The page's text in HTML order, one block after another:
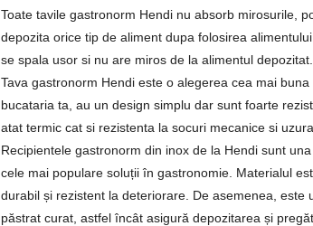
Toate tavile gastronorm Hendi nu absorb mirosurile,
depozita orice tip de aliment dupa folosirea
se spala usor si nu are miros de la alimentul depozitat.
Tava gastronorm Hendi este o alegerea cea mai buna
bucataria ta, au un design simplu dar sunt foarte
atat termic cat si rezistenta la socuri mecanice si uzura.
Recipientele gastronorm din inox de la Hendi sunt
cele mai populare soluții în gastronomie. Materialul
durabil și rezistent la deteriorare. De asemenea, este
păstrat curat, astfel încât asigură depozitarea și